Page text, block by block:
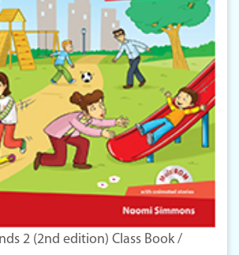
2 (2nd edition) Class Book /